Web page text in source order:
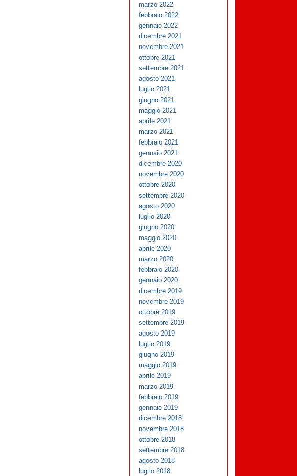
marzo 2022
febbraio 2022
gennaio 2022
dicembre 2021
novembre 2021
ottobre 2021
settembre 2021
agosto 2021
luglio 2021
giugno 2021
maggio 2021
aprile 2021
marzo 2021
febbraio 2021
gennaio 2021
dicembre 2020
novembre 2020
ottobre 2020
settembre 2020
agosto 2020
luglio 2020
giugno 2020
maggio 2020
aprile 2020
marzo 2020
febbraio 2020
gennaio 2020
dicembre 2019
novembre 2019
ottobre 2019
settembre 2019
agosto 2019
luglio 2019
giugno 2019
maggio 2019
aprile 2019
marzo 2019
febbraio 2019
gennaio 2019
dicembre 2018
novembre 2018
ottobre 2018
settembre 2018
agosto 2018
luglio 2018